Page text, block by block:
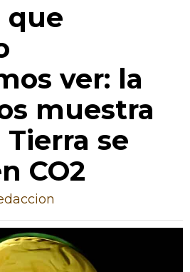
que
ver: la
muestra
se
CO2